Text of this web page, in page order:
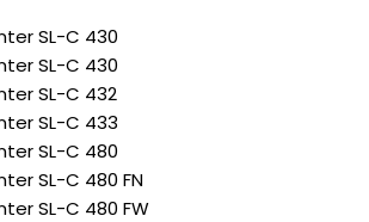
SL-C 430
SL-C 430
SL-C 432
SL-C 433
SL-C 480
SL-C 480 FN
SL-C 480 FW